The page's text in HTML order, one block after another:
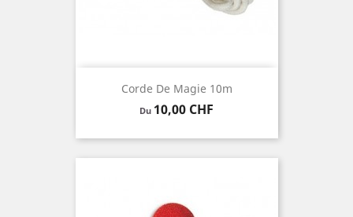
Corde De Magie 10m
Du Prix
10,00 CHF